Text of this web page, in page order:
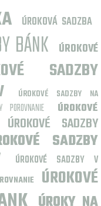
ÚROKOVÁ SADZBA
BÁNK
ÚROKOVÉ
SADZBY
ÚROKOVÉ SADZBY NA
POROVNANIE
ÚROKOVÉ
ÚROKOVÉ SADZBY
SADZBY
ÚROKOVÉ SADZBY V
ÚROKOVÉ